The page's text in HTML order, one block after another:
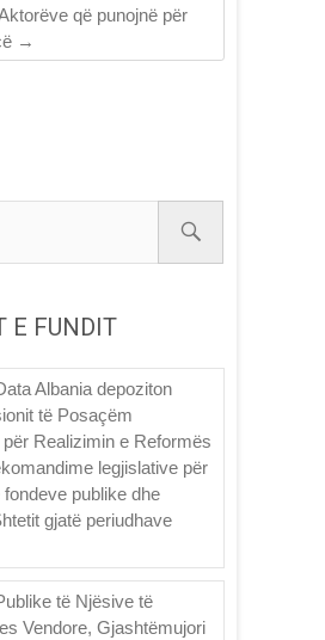
që punojnë pёr
→
E FUNDIT
Albania depoziton
të Posaçëm
Realizimin e Reformës
legjislative për
publike dhe
gjatë periudhave
të Njësive të
Vendore, Gjashtëmujori